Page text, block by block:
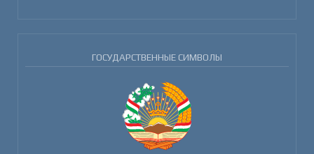
ГОСУДАРСТВЕННЫЕ СИМВОЛЫ